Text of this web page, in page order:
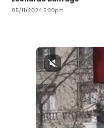
05/11/2024 5:20pm